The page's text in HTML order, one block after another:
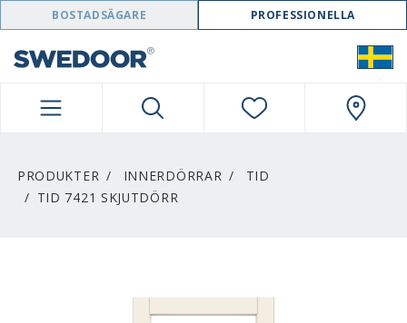
SWEDOOR NAVIGATION
BOSTADSÄGARE PROFESSIONELLA
PRODUKTER INNERDÖRRAR
TID
TID 7421 SKJUTDÖRR